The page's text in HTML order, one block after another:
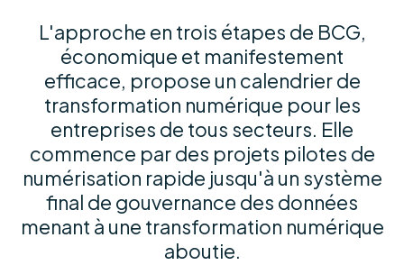
L'approche en trois étapes de BCG,
économique et manifestement
efficace, propose un calendrier de
transformation numérique pour les
entreprises de tous secteurs. Elle
commence par des projets pilotes de
numérisation rapide jusqu'à un système
final de gouvernance des données
menant à une transformation numérique
aboutie.